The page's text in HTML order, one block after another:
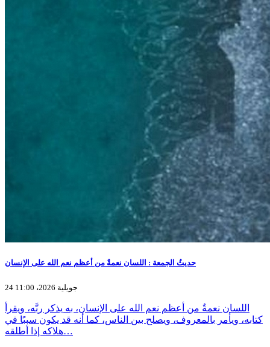
حديثُ الجمعة : اللسان نعمةٌ من أعظم نعم الله على الإنسان
24 جويلية 2026، 11:00
اللسان نعمةٌ من أعظم نعم الله على الإنسان، به يذكر ربَّه، ويقرأ
كتابه، ويأمر بالمعروف، ويصلح بين الناس، كما أنه قد يكون سببًا في
هلاكه إذا أطلقه…